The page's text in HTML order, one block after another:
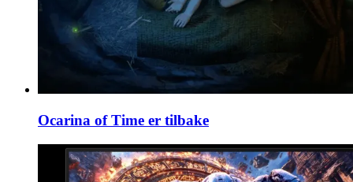
Ocarina of Time er tilbake